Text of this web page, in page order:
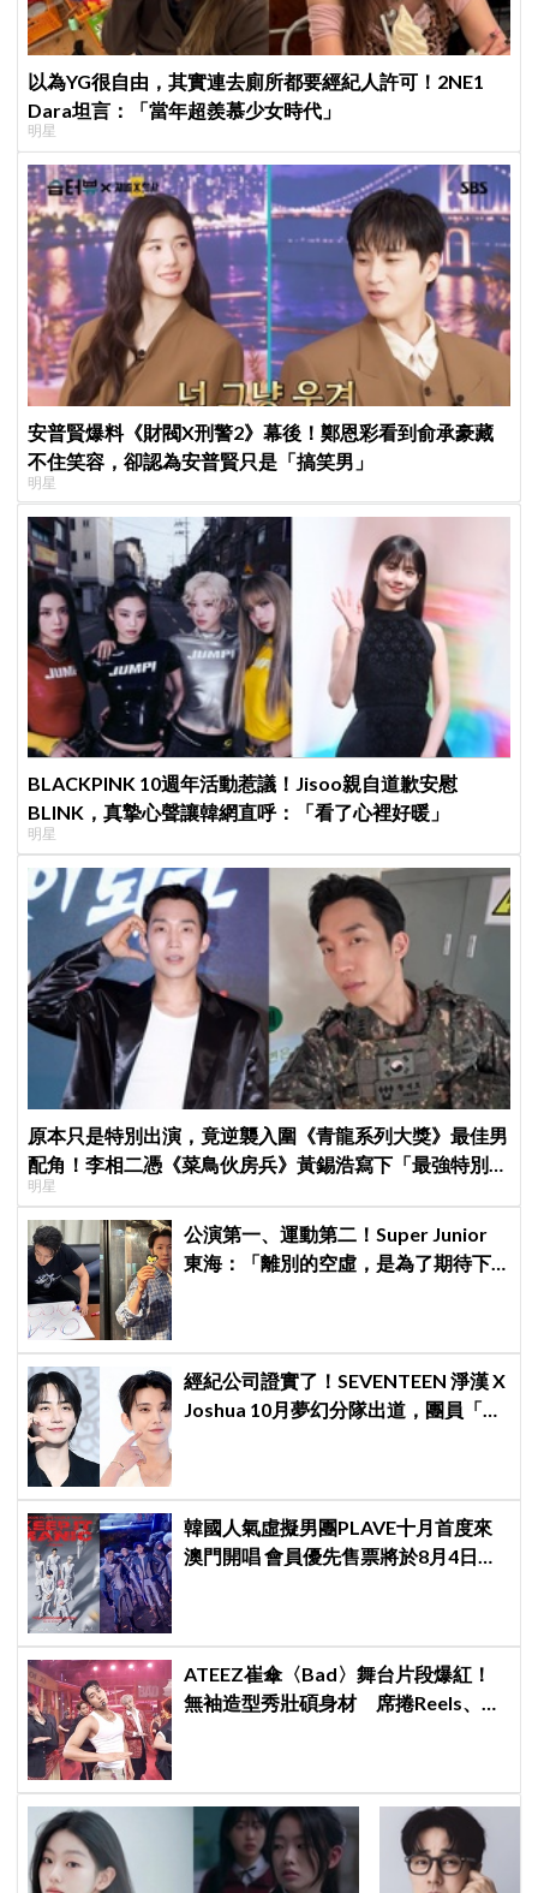
以為YG很自由，其實連去廁所都要經紀人許可！2NE1
Dara坦言：「當年超羨慕少女時代」
明星
安普賢爆料《財閥X刑警2》幕後！鄭恩彩看到俞承豪藏
不住笑容，卻認為安普賢只是「搞笑男」
明星
BLACKPINK 10週年活動惹議！Jisoo親自道歉安慰
BLINK，真摯心聲讓韓網直呼：「看了心裡好暖」
明星
原本只是特別出演，竟逆襲入圍《青龍系列大獎》最佳男
配角！李相二憑《菜鳥伙房兵》黃錫浩寫下「最強特別出
演」傳奇
明星
公演第一、運動第二！Super Junior
東海：「離別的空虛，是為了期待下
經紀公司證實了！SEVENTEEN 淨漢 X
Joshua 10月夢幻分隊出道，團員「最
韓國人氣虛擬男團PLAVE十月首度來
澳門開唱 會員優先售票將於8月4日開
ATEEZ崔傘〈Bad〉舞台片段爆紅！
無袖造型秀壯碩身材 席捲Reels、